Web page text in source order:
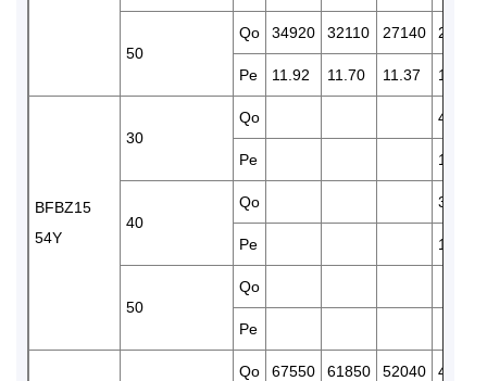
50
Qo 34920 32110 27140 22470
Pe 11.92 11.70 11.37 11.10
BFBZ15
54Y
30
Qo 42450
Pe 11.85
40
Qo 35420
Pe 13.41
50
Qo
Pe
Qo 67550 61850 52040 42850